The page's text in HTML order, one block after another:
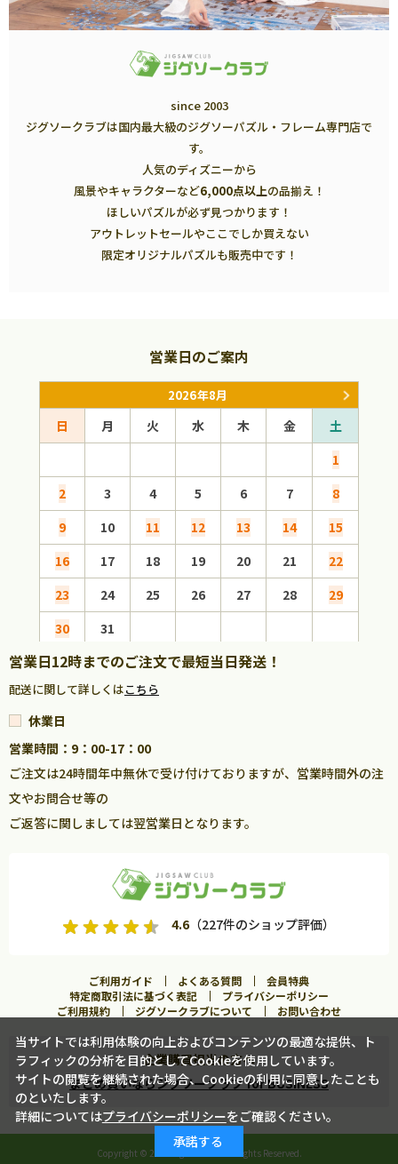
カートに入れる
この商品に合うフレームを見る
since 2003
ジグソークラブは国内最大級のジグソーパズル・フレーム専門店で
す。
人気のディズニーから
風景やキャラクターなど6,000点以上の品揃え！
ほしいパズルが必ず見つかります！
アウトレットセールやここでしか買えない
限定オリジナルパズルも販売中です！
営業日のご案内
2026年8月
日 月 火 水 木 金
土
1
2
3 4 5 6 7
8
9
10 11 12 13 14
15
16
17 18 19 20 21
22
23
24 25 26 27 28
29
30
31
営業日12時までのご注文で最短当日発送！
配送に関して詳しくはこちら
休業日
営業時間：9：00-17：00
ご注文は24時間年中無休で受け付けておりますが、営業時間外の注
文やお問合せ等の
ご返答に関しましては翌営業日となります。
4.6（227件のショップ評価）
ご利用ガイド よくある質問
会員特典
特定商取引法に基づく表記
プライバシーポリシー
ご利用規約
ジグソークラブについて お問い合わせ
企業購買担当の方へ
まとめ買いならジグソークラブ for BUSINESS
Copyright © 2026 Jigsawclub. All Rights Reserved.
当サイトでは利用体験の向上およびコンテンツの最適な提供、ト
ラフィックの分析を目的としてCookieを使用しています。
サイトの閲覧を継続された場合、Cookieの利用に同意したことも
のといたします。
詳細についてはプライバシーポリシーをご確認ください。
承諾する